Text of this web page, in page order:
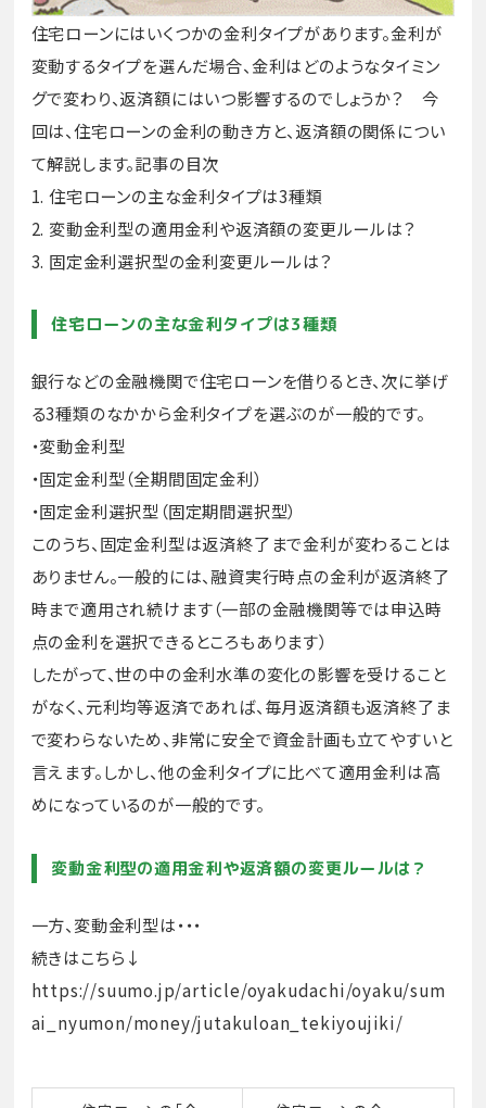
住宅ローンにはいくつかの金利タイプがあります。金利が
変動するタイプを選んだ場合、金利はどのようなタイミン
グで変わり、返済額にはいつ影響するのでしょうか？ 今
回は、住宅ローンの金利の動き方と、返済額の関係につい
て解説します。記事の目次
1. 住宅ローンの主な金利タイプは3種類
2. 変動金利型の適用金利や返済額の変更ルールは？
3. 固定金利選択型の金利変更ルールは？
住宅ローンの主な金利タイプは3種類
銀行などの金融機関で住宅ローンを借りるとき、次に挙げ
る3種類のなかから金利タイプを選ぶのが一般的です。
・変動金利型
・固定金利型（全期間固定金利）
・固定金利選択型（固定期間選択型）
このうち、固定金利型は返済終了まで金利が変わることは
ありません。一般的には、融資実行時点の金利が返済終了
時まで適用され続けます（一部の金融機関等では申込時
点の金利を選択できるところもあります）
したがって、世の中の金利水準の変化の影響を受けること
がなく、元利均等返済であれば、毎月返済額も返済終了ま
で変わらないため、非常に安全で資金計画も立てやすいと
言えます。しかし、他の金利タイプに比べて適用金利は高
めになっているのが一般的です。
変動金利型の適用金利や返済額の変更ルールは？
一方、変動金利型は・・・
続きはこちら↓
https://suumo.jp/article/oyakudachi/oyaku/sum
ai_nyumon/money/jutakuloan_tekiyoujiki/